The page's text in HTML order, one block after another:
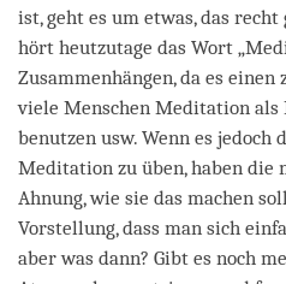
ist, geht es um etwas, das
hört heutzutage das Wort
Zusammenhängen, da es
viele Menschen Meditation
benutzen usw. Wenn es jedoch
Meditation zu üben, haben die
Ahnung, wie sie das machen
Vorstellung, dass man sich
aber was dann? Gibt es noch